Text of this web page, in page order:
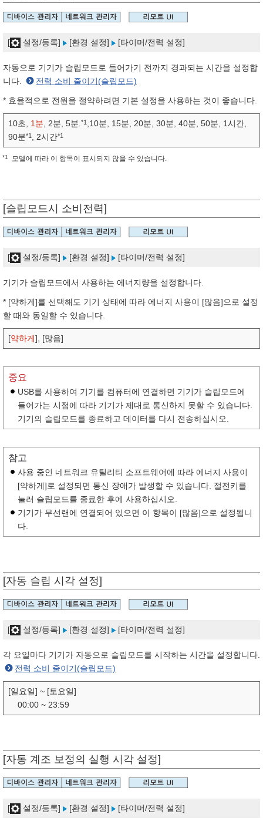
[ 설정/등록] [환경 설정] [타이머/전력 설정]
자동으로 기기가 슬립모드로 들어가기 전까지 경과되는 시간을 설정합
니다.
전력 소비 줄이기(슬립모드)
* 효율적으로 전원을 절약하려면 기본 설정을 사용하는 것이 좋습니다.
10초, 1분 , 2분, 5분. *1 ,10분, 15분, 20분, 30분, 40분, 50분, 1시간,
90분*1 , 2시간*1
*1 모델에 따라 이 항목이 표시되지 않을 수 있습니다.
[슬립모드시 소비전력]
[ 설정/등록] [환경 설정] [타이머/전력 설정]
기기가 슬립모드에서 사용하는 에너지량을 설정합니다.
* [약하게]를 선택해도 기기 상태에 따라 에너지 사용이 [많음]으로 설정
할 때와 동일할 수 있습니다.
[약하게], [많음]
중요
USB를 사용하여 기기를 컴퓨터에 연결하면 기기가 슬립모드에
들어가는 시점에 따라 기기가 제대로 통신하지 못할 수 있습니다.
기기의 슬립모드를 종료하고 데이터를 다시 전송하십시오.
참고
사용 중인 네트워크 유틸리티 소프트웨어에 따라 에너지 사용이
[약하게]로 설정되면 통신 장애가 발생할 수 있습니다. 절전키를
눌러 슬립모드를 종료한 후에 사용하십시오.
기기가 무선랜에 연결되어 있으면 이 항목이 [많음]으로 설정됩니
다.
[자동 슬립 시각 설정]
[ 설정/등록] [환경 설정] [타이머/전력 설정]
각 요일마다 기기가 자동으로 슬립모드를 시작하는 시간을 설정합니다.
전력 소비 줄이기(슬립모드)
[일요일] ~ [토요일]
00:00 ~ 23:59
[자동 계조 보정의 실행 시각 설정]
[ 설정/등록] [환경 설정] [타이머/전력 설정]